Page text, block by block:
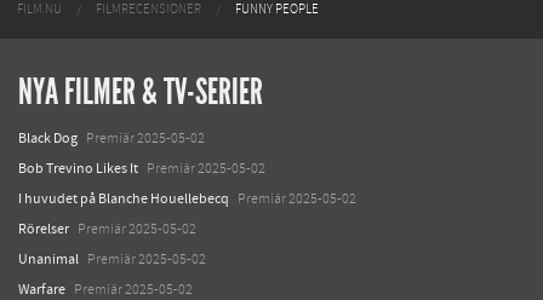
FILM.NU FILMRECENSIONER FUNNY PEOPLE
NYA FILMER & TV-SERIER
Black Dog Premiär 2025-05-02
Bob Trevino Likes It Premiär 2025-05-02
I huvudet på Blanche Houellebecq Premiär 2025-05-02
Rörelser Premiär 2025-05-02
Unanimal Premiär 2025-05-02
Warfare Premiär 2025-05-02